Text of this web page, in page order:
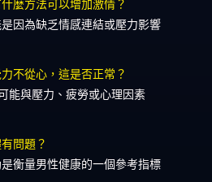
麼方法可以增加激情？
因為缺乏情感連結或壓力影響
不從心，這是否正常？
能與壓力、疲勞或心理因素
問題？
衡量男性健康的一個參考指標